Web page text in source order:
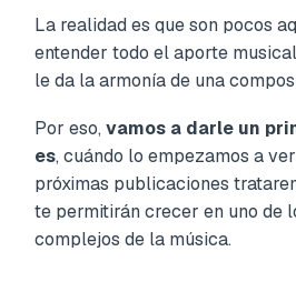
La realidad es que son pocos
entender todo el aporte
le da la armonía de una
Por eso, vamos a darle un
es, cuándo lo empezamos a
próximas publicaciones
te permitirán crecer en uno de
complejos de la música.